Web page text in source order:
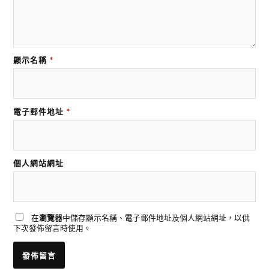
顯示名稱 *
電子郵件地址 *
個人網站網址
在瀏覽器中儲存顯示名稱、電子郵件地址及個人網站網址，以供
下次發佈留言時使用。